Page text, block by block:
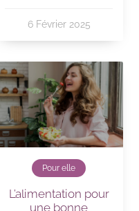
6 Février 2025
Pour elle
L’alimentation pour
une bonne